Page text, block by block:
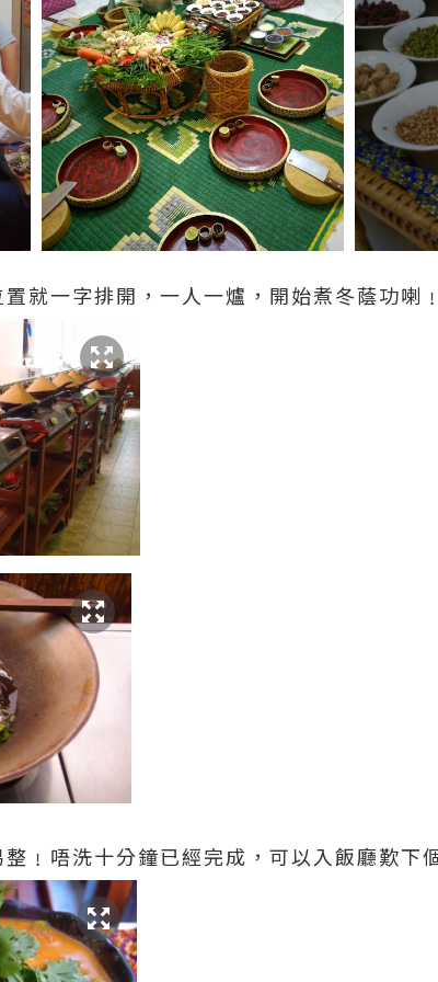
就一字排開，一人一爐，開始煮冬蔭功喇
﹗唔洗十分鐘已經完成，可以入飯廳歎下